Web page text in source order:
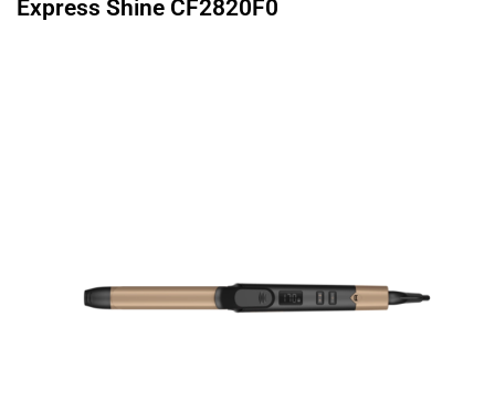
Express Shine CF2820F0